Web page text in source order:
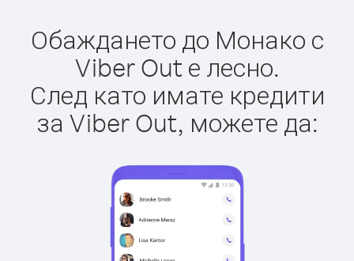
Обаждането до Монако с
Viber Out е лесно.
След като имате кредити
за Viber Out, можете да: